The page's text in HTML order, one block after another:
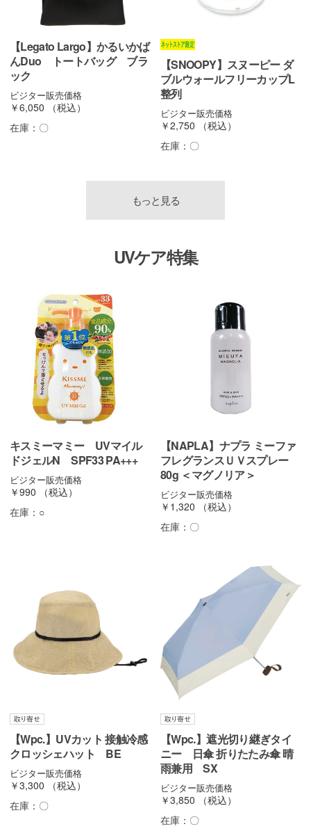
【Legato Largo】かるいかば
んDuo トートバッグ ブラ
ック
ビジター販売価格
￥6,050
（税込）
在庫： 〇
【SNOOPY】スヌーピー ダ
ブルウォールフリーカップL
整列
ビジター販売価格
￥2,750
（税込）
在庫： 〇
もっと見る
UVケア特集
キスミーマミー UVマイル
ドジェルN SPF33 PA+++
ビジター販売価格
￥990
（税込）
在庫： ○
【NAPLA】ナプラ ミーファ
フレグランスＵＶスプレー
80g ＜マグノリア＞
ビジター販売価格
￥1,320
（税込）
在庫： 〇
【Wpc.】UVカット 接触冷感
クロッシェハット BE
ビジター販売価格
￥3,300
（税込）
在庫： 〇
【Wpc.】遮光切り継ぎタイ
ニー 日傘 折りたたみ傘 晴
雨兼用 SX
ビジター販売価格
￥3,850
（税込）
在庫： 〇